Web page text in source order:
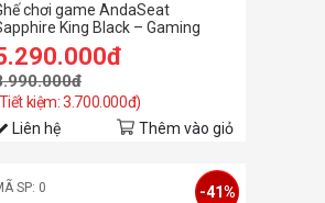
chơi game AndaSeat
King Black – Gaming
kiệm: 3.700.000đ)
Liên hệ Thêm vào giỏ
SP: 0 -41%